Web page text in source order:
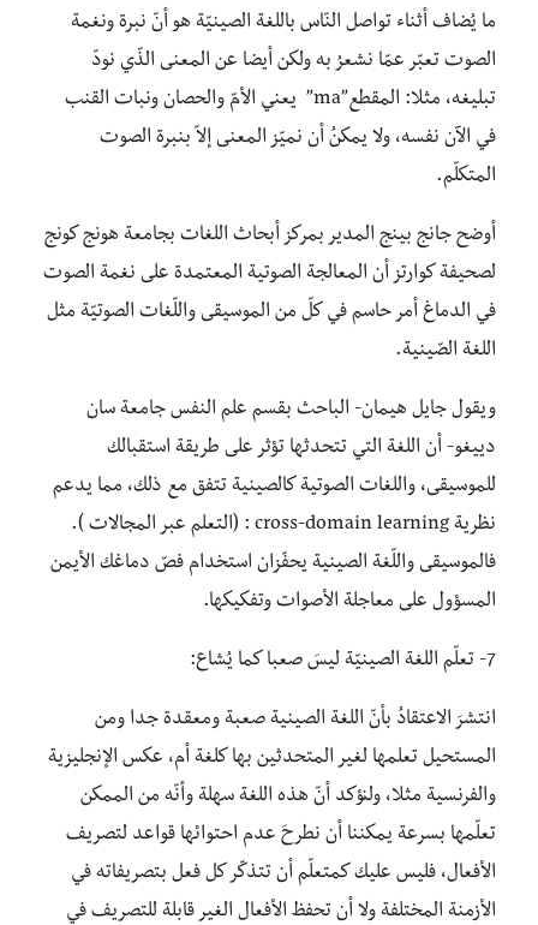
ما يُضاف أثناء تواصل النّاس باللغة الصينيّة هو أنّ نبرة ونغمة
الصوت تعبّر عمّا نشعرُ به ولكن أيضا عن المعنى الذّي نودّ
تبليغه، مثلا: المقطع”ma” يعني الأمّ والحصان ونبات القنب
في الآن نفسه، ولا يمكنُ أن نميّز المعنى إلاّ بنبرة الصوت
المتكلّم.
أوضح جانج بينج المدير بمركز أبحاث اللغات بجامعة هونج كونج
لصحيفة كوارتز أن المعالجة الصوتية المعتمدة على نغمة الصوت
في الدماغ أمر حاسم في كلّ من الموسيقى واللّغات الصوتيّة مثل
اللغة الصّينية.
ويقول جايل هيمان- الباحث بقسم علم النفس جامعة سان
دييغو- أن اللغة التي تتحدثها تؤثر على طريقة استقبالك
للموسيقى، واللغات الصوتية كالصينية تتفق مع ذلك، مما يدعم
نظرية cross-domain learning : (التعلم عبر المجالات ).
فالموسيقى واللّغة الصينية يحفّزان استخدام فصّ دماغك الأيمن
المسؤول على معاجلة الأصوات وتفكيكها.
7- تعلّم اللغة الصينيّة ليسَ صعبا كما يُشاع:
انتشرَ الاعتقادُ بأنّ اللغة الصينية صعبة ومعقدة جدا ومن
المستحيل تعلمها لغير المتحدثين بها كلغة أم، عكس الإنجليزية
والفرنسية مثلا، ولنؤكد أنّ هذه اللغة سهلة وأنّه من الممكن
تعلّمها بسرعة يمكننا أن نطرحَ عدم احتوائها قواعد لتصريف
الأفعال، فليس عليك كمتعلّم أن تتذكّر كل فعل بتصريفاته في
الأزمنة المختلفة ولا أن تحفظ الأفعال الغير قابلة للتصريف في